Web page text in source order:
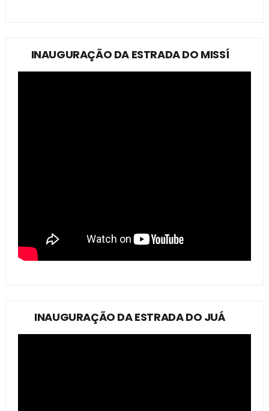
INAUGURAÇÃO DA ESTRADA DO MISSÍ
INAUGURAÇÃO DA ESTRADA DO JUÁ